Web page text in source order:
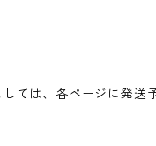
ては、各ページに発送